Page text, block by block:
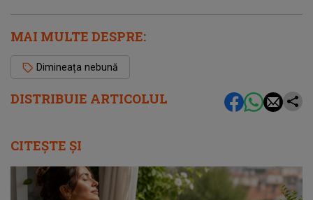
DISTRIBUIE ARTICOLUL
MAI MULTE DESPRE:
Dimineața nebună
CITEȘTE ȘI